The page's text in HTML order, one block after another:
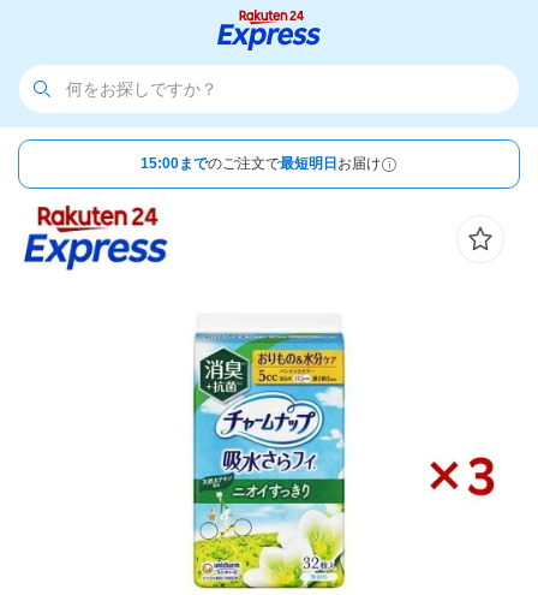
15:00までのご注文で最短明日 お届け